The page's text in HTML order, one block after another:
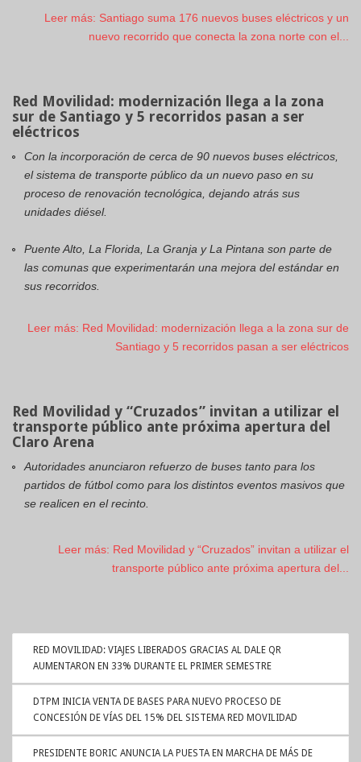
Leer más: Santiago suma 176 nuevos buses eléctricos y un
nuevo recorrido que conecta la zona norte con el...
Red Movilidad: modernización llega a la zona
sur de Santiago y 5 recorridos pasan a ser
eléctricos
Con la incorporación de cerca de 90 nuevos buses eléctricos,
el sistema de transporte público da un nuevo paso en su
proceso de renovación tecnológica, dejando atrás sus
unidades diésel.
Puente Alto, La Florida, La Granja y La Pintana son parte de
las comunas que experimentarán una mejora del estándar en
sus recorridos.
Leer más: Red Movilidad: modernización llega a la zona sur de
Santiago y 5 recorridos pasan a ser eléctricos
Red Movilidad y “Cruzados” invitan a utilizar el
transporte público ante próxima apertura del
Claro Arena
Autoridades anunciaron refuerzo de buses tanto para los
partidos de fútbol como para los distintos eventos masivos que
se realicen en el recinto.
Leer más: Red Movilidad y “Cruzados” invitan a utilizar el
transporte público ante próxima apertura del...
RED MOVILIDAD: VIAJES LIBERADOS GRACIAS AL DALE QR
AUMENTARON EN 33% DURANTE EL PRIMER SEMESTRE
DTPM INICIA VENTA DE BASES PARA NUEVO PROCESO DE
CONCESIÓN DE VÍAS DEL 15% DEL SISTEMA RED MOVILIDAD
PRESIDENTE BORIC ANUNCIA LA PUESTA EN MARCHA DE MÁS DE